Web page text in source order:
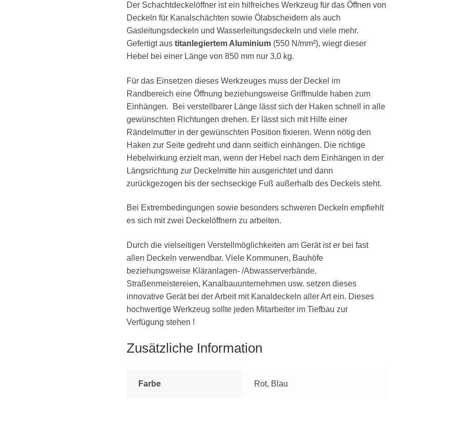
Der Schachtdeckelöffner ist ein hilfreiches Werkzeug für das Öffnen von
Deckeln für Kanalschächten sowie Ölabscheidern als auch
Gasleitungsdeckeln und Wasserleitungsdeckeln und viele mehr.
Gefertigt austitanlegiertem Aluminium (550 N/mm²), wiegt dieser
Hebel bei einer Länge von 850 mm nur 3,0 kg.
Für das Einsetzen dieses Werkzeuges muss der Deckel im
Randbereich eine Öffnung beziehungsweise Griffmulde haben zum
Einhängen. Bei verstellbarer Länge lässt sich der Haken schnell in alle
gewünschten Richtungen drehen. Er lässt sich mit Hilfe einer
Rändelmutter in der gewünschten Position fixieren. Wenn nötig den
Haken zur Seite gedreht und dann seitlich einhängen. Die richtige
Hebelwirkung erzielt man, wenn der Hebel nach dem Einhängen in der
Längsrichtung zur Deckelmitte hin ausgerichtet und dann
zurückgezogen bis der sechseckige Fuß außerhalb des Deckels steht.
Bei Extrembedingungen sowie besonders schweren Deckeln empfiehlt
es sich mit zwei Deckelöffnern zu arbeiten.
Durch die vielseitigen Verstellmöglichkeiten am Gerät ist er bei fast
allen Deckeln verwendbar. Viele Kommunen, Bauhöfe
beziehungsweise Kläranlagen- /Abwasserverbände,
Straßenmeistereien, Kanalbauunternehmen usw. setzen dieses
innovative Gerät bei der Arbeit mit Kanaldeckeln aller Art ein. Dieses
hochwertige Werkzeug sollte jeden Mitarbeiter im Tiefbau zur
Verfügung stehen !
Zusätzliche Information
Farbe Rot, Blau